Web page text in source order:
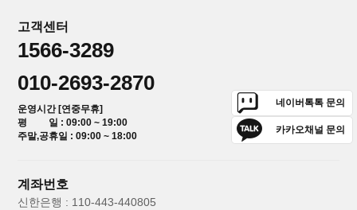
고객센터
1566-3289
010-2693-2870
운영시간 [연중무휴]
평 일 : 09:00 ~ 19:00
주말,공휴일 : 09:00 ~ 18:00
네이버톡톡 문의
카카오채널 문의
계좌번호
신한은행 : 110-443-440805